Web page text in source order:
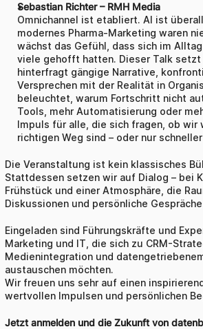
Sebastian Richter – RMH Media
Omnichannel ist etabliert. AI ist
modernes Pharma‑Marketing waren
wächst das Gefühl, dass sich im
viele gehofft hatten. Dieser Talk setzt
hinterfragt gängige Narrative,
Versprechen mit der Realität in
beleuchtet, warum Fortschritt nicht
Tools, mehr Automatisierung oder
Impuls für alle, die sich fragen, ob wir
richtigen Weg sind – oder nur
Die Veranstaltung ist kein klassisches
Stattdessen setzen wir auf Dialog – bei
Frühstück und einer Atmosphäre, die
Diskussionen und persönliche
Eingeladen sind Führungskräfte und
Marketing und IT, die sich zu CRM-
Medienintegration und
austauschen möchten.
Wir freuen uns sehr auf einen
wertvollen Impulsen und persönlichen
Jetzt anmelden und die Zukunft von